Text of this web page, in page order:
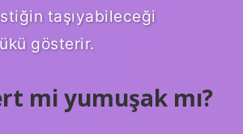
taşıyabileceği
gösterir.
mi yumuşak mı?